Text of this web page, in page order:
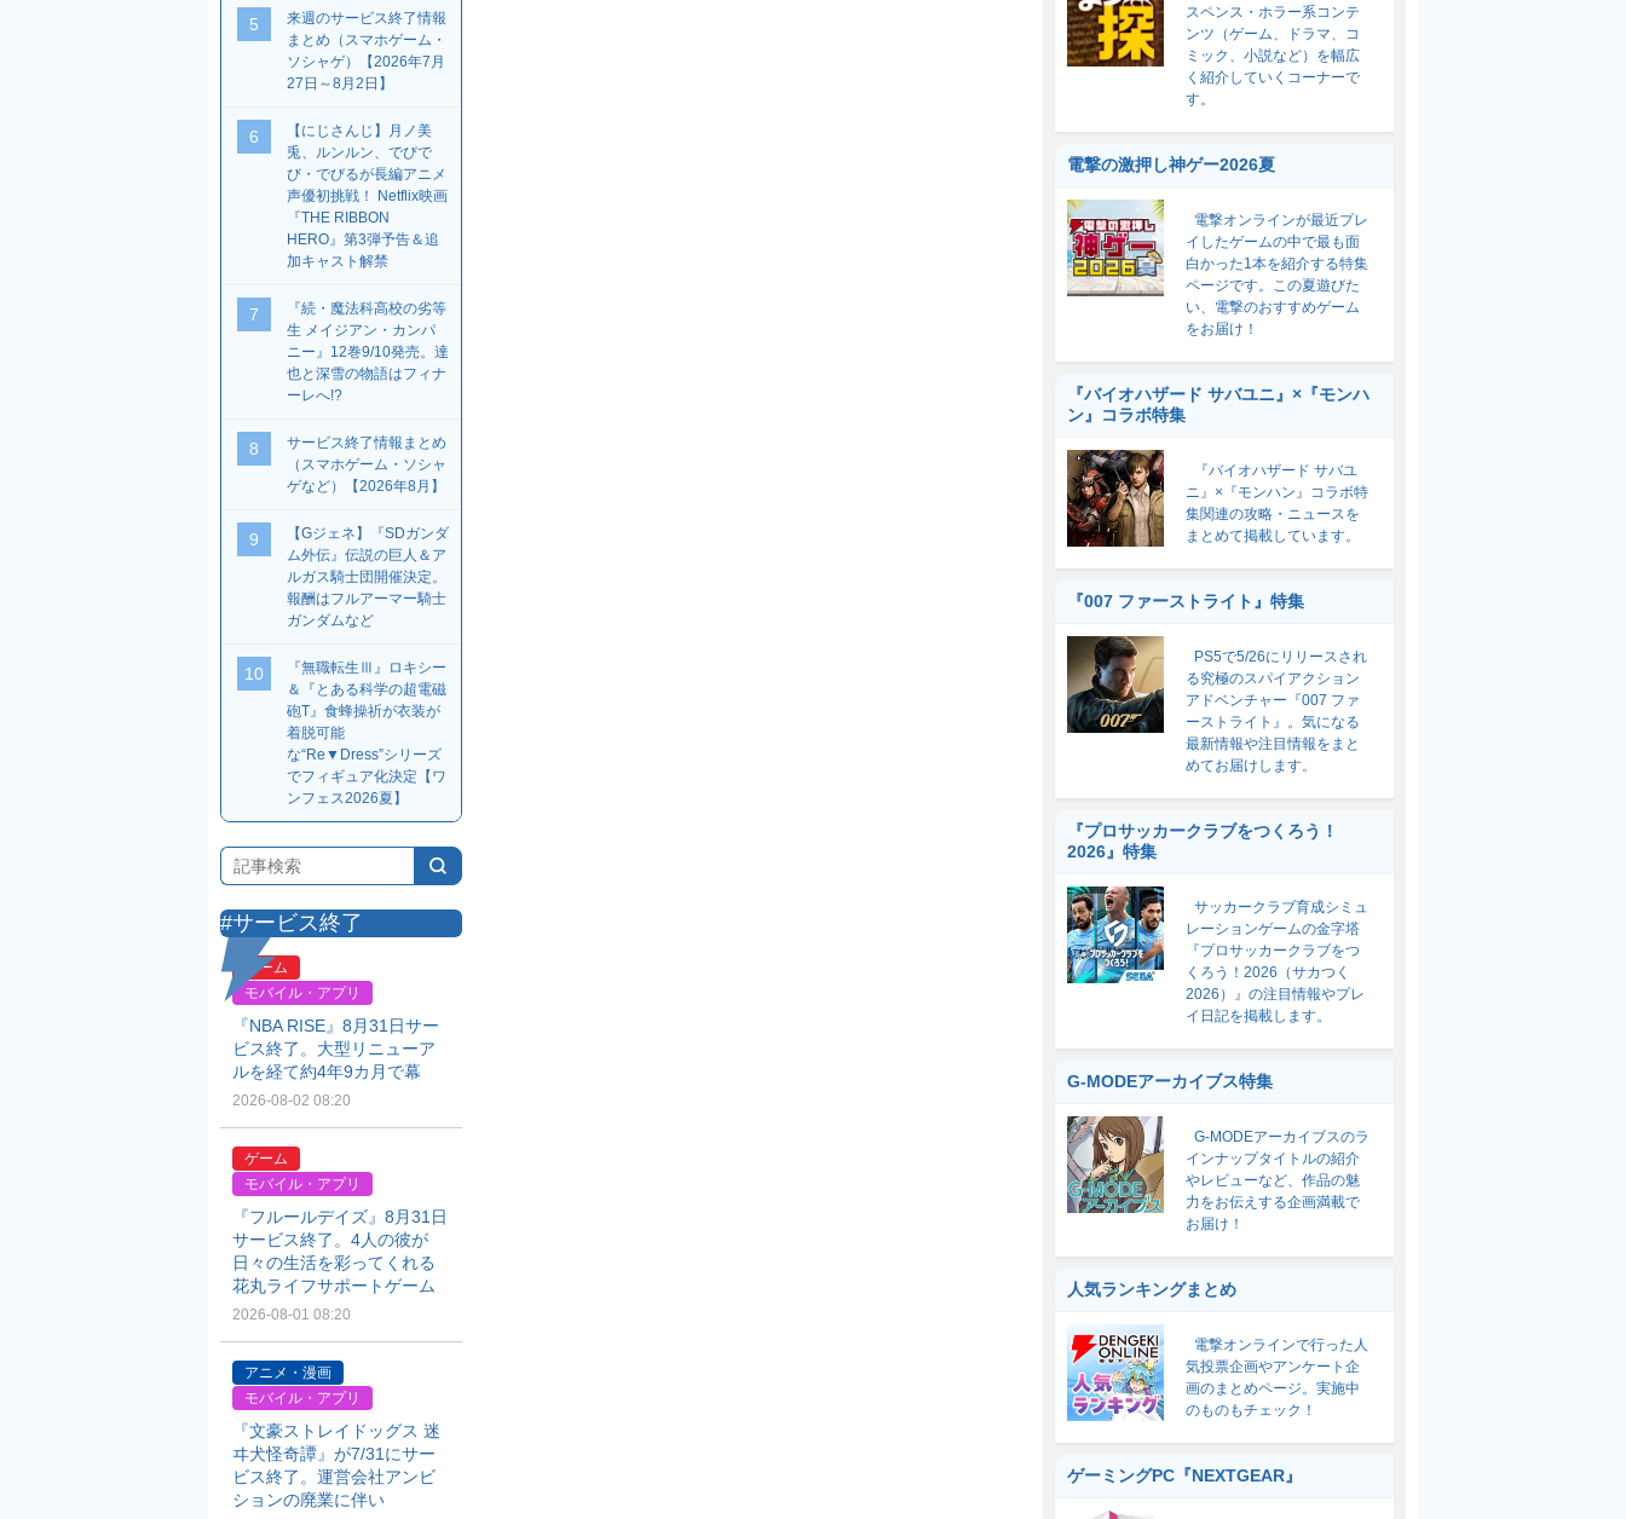
5
来週のサービス終了情報
まとめ（スマホゲーム・
ソシャゲ）【2026年7月
27日～8月2日】
6
【にじさんじ】月ノ美
兎、ルンルン、でびで
び・でびるが長編アニメ
声優初挑戦！ Netflix映画
『THE RIBBON
HERO』第3弾予告＆追
加キャスト解禁
7
『続・魔法科高校の劣等
生 メイジアン・カンパ
ニー』12巻9/10発売。達
也と深雪の物語はフィナ
ーレへ!?
8
サービス終了情報まとめ
（スマホゲーム・ソシャ
ゲなど）【2026年8月】
9
【Gジェネ】『SDガンダ
ム外伝』伝説の巨人＆ア
ルガス騎士団開催決定。
報酬はフルアーマー騎士
ガンダムなど
10
『無職転生Ⅲ』ロキシー
＆『とある科学の超電磁
砲T』食蜂操祈が衣装が
着脱可能
な“Re▼Dress”シリーズ
でフィギュア化決定【ワ
ンフェス2026夏】
#サービス終了
ゲーム
モバイル・アプリ
『NBA RISE』8月31日サー
ビス終了。大型リニューア
ルを経て約4年9カ月で幕
2026-08-02 08:20
ゲーム
モバイル・アプリ
『フルールデイズ』8月31日
サービス終了。4人の彼が
日々の生活を彩ってくれる
花丸ライフサポートゲーム
2026-08-01 08:20
アニメ・漫画
モバイル・アプリ
『文豪ストレイドッグス 迷
ヰ犬怪奇譚』が7/31にサー
ビス終了。運営会社アンビ
ションの廃業に伴い
スペンス・ホラー系コンテ
ンツ（ゲーム、ドラマ、コ
ミック、小説など）を幅広
く紹介していくコーナーで
す。
電撃の激押し神ゲー2026夏
電撃オンラインが最近プレ
イしたゲームの中で最も面
白かった1本を紹介する特集
ページです。この夏遊びた
い、電撃のおすすめゲーム
をお届け！
『バイオハザード サバユニ』×『モンハ
ン』コラボ特集
『バイオハザード サバユ
ニ』×『モンハン』コラボ特
集関連の攻略・ニュースを
まとめて掲載しています。
『007 ファーストライト』特集
PS5で5/26にリリースされ
る究極のスパイアクション
アドベンチャー『007 ファ
ーストライト』。気になる
最新情報や注目情報をまと
めてお届けします。
『プロサッカークラブをつくろう！
2026』特集
サッカークラブ育成シミュ
レーションゲームの金字塔
『プロサッカークラブをつ
くろう！2026（サカつく
2026）』の注目情報やプレ
イ日記を掲載します。
G-MODEアーカイブス特集
G-MODEアーカイブスのラ
インナップタイトルの紹介
やレビューなど、作品の魅
力をお伝えする企画満載で
お届け！
人気ランキングまとめ
電撃オンラインで行った人
気投票企画やアンケート企
画のまとめページ。実施中
のものもチェック！
ゲーミングPC『NEXTGEAR』